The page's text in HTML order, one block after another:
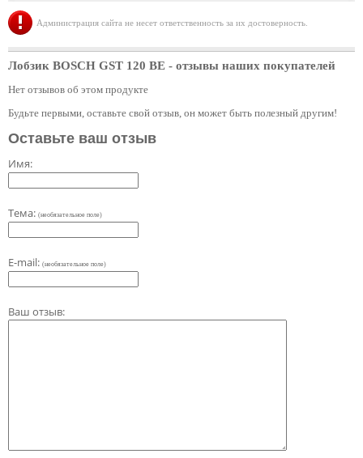
Администрация сайта не несет ответственность за их достоверность.
Лобзик BOSCH GST 120 BE - отзывы наших покупателей
Нет отзывов об этом продукте
Будьте первыми, оставьте свой отзыв, он может быть полезный другим!
Оставьте ваш отзыв
Имя:
Тема: (необязательное поле)
E-mail: (необязательное поле)
Ваш отзыв: